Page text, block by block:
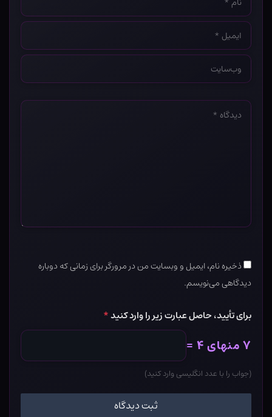
*
ایمیل
*
وب‌سایت
*
دیدگاه
ذخیره نام، ایمیل و وبسایت من در مرورگر برای زمانی که دوباره
دیدگاهی می‌نویسم.
برای تأیید، حاصل عبارت زیر را وارد کنید*
۷ منهای ۴ =
(جواب را با عدد انگلیسی وارد کنید)